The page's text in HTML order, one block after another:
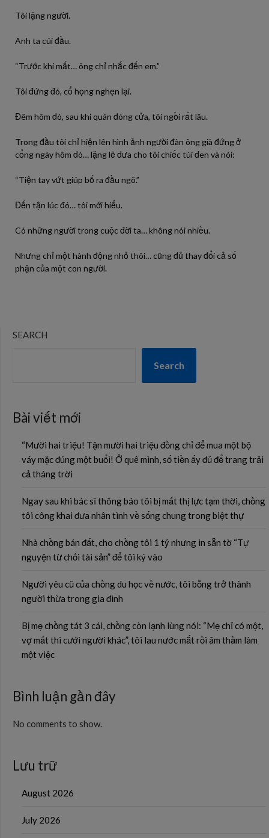
Tôi lặng người.
Anh ta cúi đầu.
“Trước khi mất… ông chỉ nhắc đến em.”
Tôi đứng đó, cổ họng nghẹn lại.
Đêm hôm đó, sau khi quán đóng cửa, tôi ngồi rất lâu.
Trong đầu tôi chỉ hiện lên hình ảnh người đàn ông già đứng ở
cổng ngày hôm đó… lặng lẽ đưa cho tôi chiếc túi đen và nói:
“Tiện tay vứt giúp bố ra đầu ngõ.”
Đến tận lúc đó… tôi mới hiểu.
Có những người trong cuộc đời ta… không nói nhiều.
Nhưng chỉ một hành động nhỏ thôi… cũng đủ thay đổi cả số
phận của một con người.
SEARCH
Search
Bài viết mới
“Mười hai triệu! Tận mười hai triệu đồng chỉ để mua một bộ
váy mặc đúng một buổi! Ở quê mình, số tiền ấy đủ để trang trải
cả tháng trời
Ngay sau khi bác sĩ thông báo tôi bị mất thị lực tạm thời, chồng
tôi công khai đưa nhân tình về sống chung trong biệt thự
Nhà chồng bán đất, cho chồng tôi 1 tỷ nhưng in sẵn tờ “Tự
nguyện từ chối tài sản” để tôi ký vào
Người yêu cũ của chồng du học về nước, tôi bỗng trở thành
người thừa trong gia đình
Bị mẹ chồng tát 3 cái, chồng còn lạnh lùng nói: “Mẹ chỉ có một,
vợ mất thì cưới người khác”, tôi lau nước mắt rồi âm thầm làm
một việc
Bình luận gần đây
No comments to show.
Lưu trữ
August 2026
July 2026